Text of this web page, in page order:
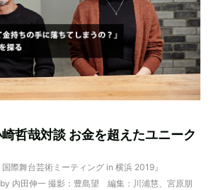
哲哉対談 お金を超えたユニーク
際舞台芸術ミーティング in 横浜 2019』
内田伸一 撮影：豊島望 編集：川浦慧、宮原朋